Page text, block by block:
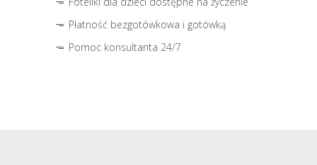
Płatność bezgotówkowa i gotówką
Pomoc konsultanta 24/7